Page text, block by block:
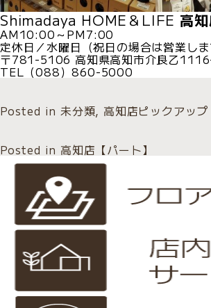
Shimadaya HOME＆LIFE 高
AM10:00～PM7:00
定休日／水曜日（祝日の場合は営業しま
〒781-5106 高知県高知市介良乙
TEL（088）860-5000
Posted in未分類, 高知店ピックアップ
Posted in 高知店【パート】